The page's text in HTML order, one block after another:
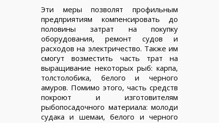
Эти меры позволят профильным
предприятиям компенсировать до
половины затрат на покупку
оборудования, ремонт судов и
расходов на электричество. Также им
смогут возместить часть трат на
выращивание некоторых рыб: карпа,
толстолобика, белого и черного
амуров. Помимо этого, часть средств
покроют и изготовителям
рыбопосадочного материала: молоди
судака и шемаи, белого и черного